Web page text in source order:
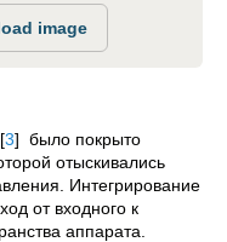
image
[3] было покрыто
отыскивались
Интегрирование
от входного к
аппарата.